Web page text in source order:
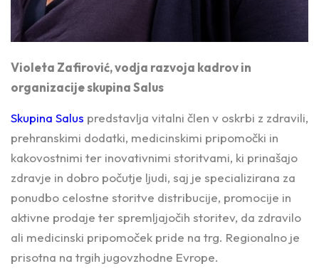
Violeta Zafirović, vodja razvoja kadrov in
organizacije skupina Salus
Skupina Salus predstavlja vitalni člen v oskrbi z zdravili,
prehranskimi dodatki, medicinskimi pripomočki in
kakovostnimi ter inovativnimi storitvami, ki prinašajo
zdravje in dobro počutje ljudi, saj je specializirana za
ponudbo celostne storitve distribucije, promocije in
aktivne prodaje ter spremljajočih storitev, da zdravilo
ali medicinski pripomoček pride na trg. Regionalno je
prisotna na trgih jugovzhodne Evrope.